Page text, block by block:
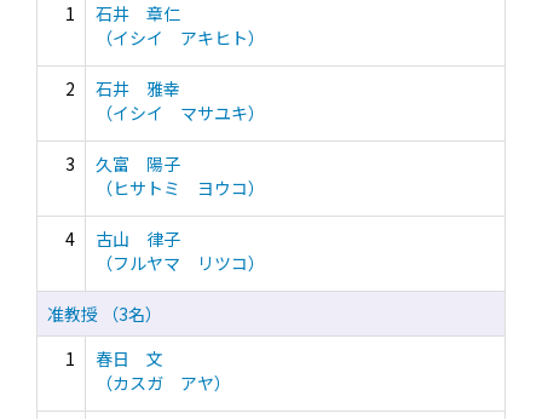
1
石井 章仁
（イシイ アキヒト）
2
石井 雅幸
（イシイ マサユキ）
3
久富 陽子
（ヒサトミ ヨウコ）
4
古山 律子
（フルヤマ リツコ）
准教授 （3名）
1
春日 文
（カスガ アヤ）